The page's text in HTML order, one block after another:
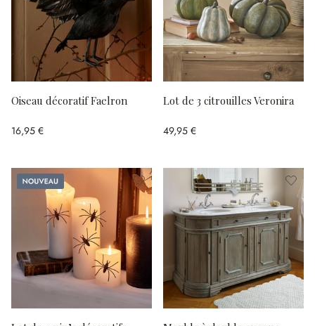
Oiseau décoratif Faelron
16,95 €
Lot de 3 citrouilles Veronira
49,95 €
Nouveau